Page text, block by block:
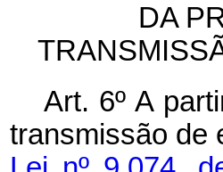
DA
Art. 6º A
transmissão de